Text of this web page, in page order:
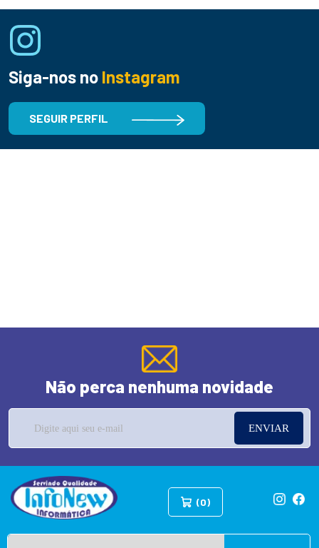
Siga-nos no Instagram
SEGUIR PERFIL
Não perca nenhuma novidade
ENVIAR
(0)